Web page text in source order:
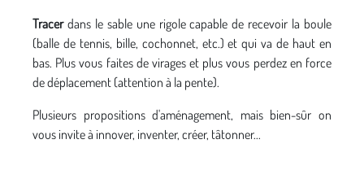
Tracerdans le sable une rigole capable de recevoir la boule
(balle de tennis, bille, cochonnet, etc.) et qui va de haut en
bas. Plus vous faites de virages et plus vous perdez en force
de déplacement (attention à la pente).
Plusieurs propositions d'aménagement, mais bien-sûr on
vous invite à innover, inventer, créer, tâtonner...